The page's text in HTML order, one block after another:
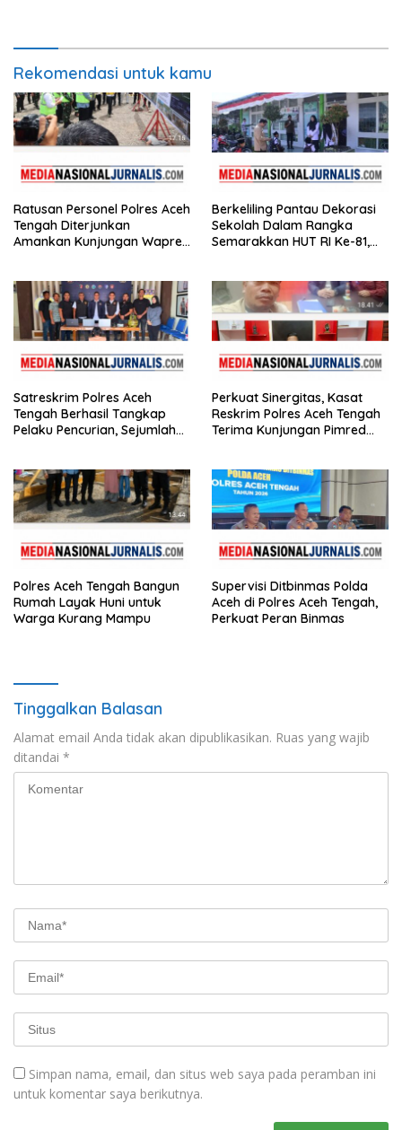
Rekomendasi untuk kamu
Ratusan Personel Polres Aceh
Tengah Diterjunkan
Amankan Kunjungan Wapres
Berkeliling Pantau Dekorasi
Sekolah Dalam Rangka
Semarakkan HUT RI Ke-81,
Meriah
Satreskrim Polres Aceh
Tengah Berhasil Tangkap
Pelaku Pencurian, Sejumlah
Perkuat Sinergitas, Kasat
Reskrim Polres Aceh Tengah
Terima Kunjungan Pimred
Polres Aceh Tengah Bangun
Rumah Layak Huni untuk
Warga Kurang Mampu
Supervisi Ditbinmas Polda
Aceh di Polres Aceh Tengah,
Perkuat Peran Binmas
Tinggalkan Balasan
Alamat email Anda tidak akan dipublikasikan. Ruas yang wajib
ditandai *
Simpan nama, email, dan situs web saya pada peramban ini
untuk komentar saya berikutnya.